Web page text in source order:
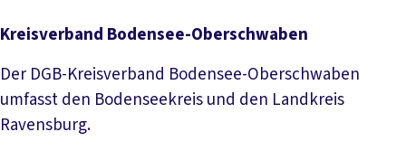
Kreisverband Bodensee-Oberschwaben
Der DGB-Kreisverband Bodensee-Oberschwaben
umfasst den Bodenseekreis und den Landkreis
Ravensburg.